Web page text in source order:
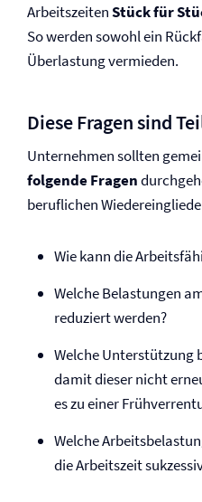
ArbeitszeitenStück für
So werden sowohl ein
Überlastung vermieden.
Diese Fragen sind
Unternehmen sollten
folgende Fragen
beruflichen
Wie kann die
Welche Belastungen
reduziert werden?
Welche Unterstützung
damit dieser nicht
es zu einer
Welche
die Arbeitszeit